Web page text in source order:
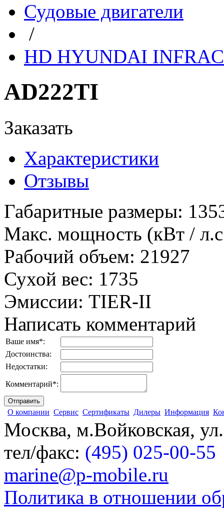
Судовые двигатели
/
HD HYUNDAI
AD222TI
Заказать
Характеристики
Отзывы
Габаритные размеры:
Макс. мощность (кВт /
Рабочий объем: 21927
Сухой вес: 1735
Эмиссии: TIER-II
Написать комментарий
Ваше имя*:
Достоинства:
Недостатки:
Комментарий*:
О компании Сервис Сертификаты Дилеры Информация
Москва, м.Войковская,
тел/факс: (495) 025-00-55
marine@p-mobile.ru
Политика в отношении